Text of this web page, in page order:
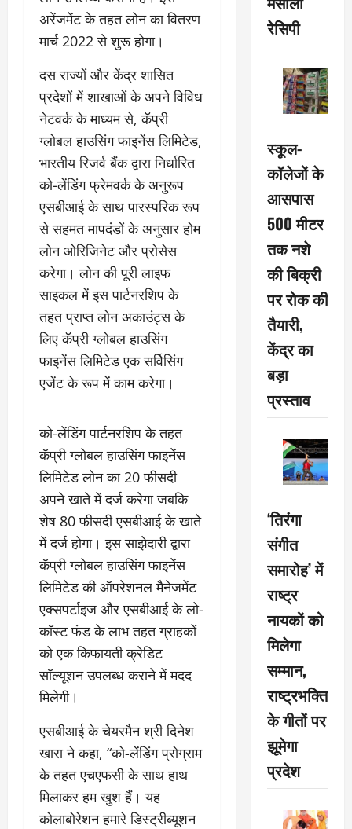
अरेंजमेंट के तहत लोन का वितरण
मार्च 2022 से शुरू होगा।
दस राज्यों और केंद्र शासित
प्रदेशों में शाखाओं के अपने विविध
नेटवर्क के माध्यम से, कॅप्री
ग्लोबल हाउसिंग फाइनेंस लिमिटेड,
भारतीय रिजर्व बैंक द्वारा निर्धारित
को-लेंडिंग फ्रेमवर्क के अनुरूप
एसबीआई के साथ पारस्परिक रूप
से सहमत मापदंडों के अनुसार होम
लोन ओरिजिनेट और प्रोसेस
करेगा। लोन की पूरी लाइफ
साइकल में इस पार्टनरशिप के
तहत प्राप्त लोन अकाउंट्स के
लिए कॅप्री ग्लोबल हाउसिंग
फाइनेंस लिमिटेड एक सर्विसिंग
एजेंट के रूप में काम करेगा।
को-लेंडिंग पार्टनरशिप के तहत
कॅप्री ग्लोबल हाउसिंग फाइनेंस
लिमिटेड लोन का 20 फीसदी
अपने खाते में दर्ज करेगा जबकि
शेष 80 फीसदी एसबीआई के खाते
में दर्ज होगा। इस साझेदारी द्वारा
कॅप्री ग्लोबल हाउसिंग फाइनेंस
लिमिटेड की ऑपरेशनल मैनेजमेंट
एक्सपर्टाइज और एसबीआई के लो-
कॉस्ट फंड के लाभ तहत ग्राहकों
को एक किफायती क्रेडिट
सॉल्यूशन उपलब्ध कराने में मदद
मिलेगी।
एसबीआई के चेयरमैन श्री दिनेश
खारा ने कहा, “को-लेंडिंग प्रोग्राम
के तहत एचएफसी के साथ हाथ
मिलाकर हम खुश हैं। यह
कोलाबोरेशन हमारे डिस्ट्रीब्यूशन
रेसिपी
स्कूल-
कॉलेजों के
आसपास
500 मीटर
तक नशे
की बिक्री
पर रोक की
तैयारी,
केंद्र का
बड़ा
प्रस्ताव
‘तिरंगा
संगीत
समारोह’ में
राष्ट्र
नायकों को
मिलेगा
सम्मान,
राष्ट्रभक्ति
के गीतों पर
झूमेगा
प्रदेश